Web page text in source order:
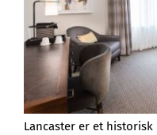
Lancaster er et